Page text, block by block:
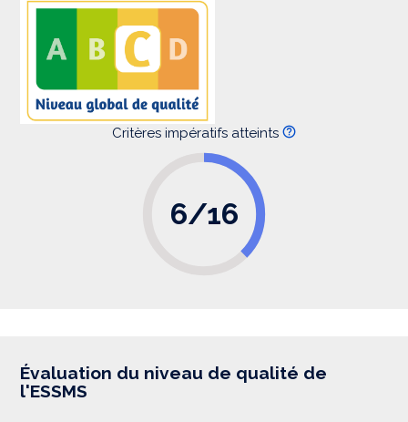
Critères impératifs atteints
6/16
Évaluation du niveau de qualité de
l'ESSMS